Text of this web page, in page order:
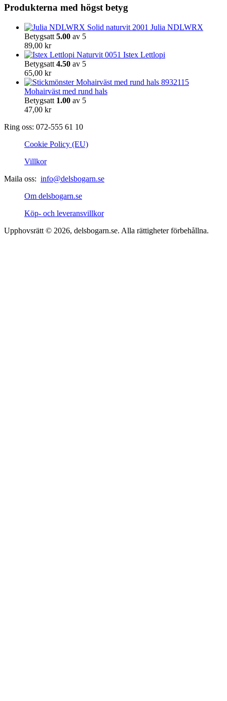
kan
på
produktsidan
Produkterna med högst betyg
Julia NDLWRX
Betygsatt 5.00 av 5
89,00 kr
Istex Lettlopi
Betygsatt 4.50 av 5
65,00 kr
Mohairväst med rund hals
Betygsatt 1.00 av 5
47,00 kr
Ring oss: 072-555 61 10
Cookie Policy (EU)
Villkor
Maila oss: info@delsbogarn.se
Om delsbogarn.se
Köp- och leveransvillkor
Upphovsrätt © 2026, delsbogarn.se. Alla rättigheter förbehållna.